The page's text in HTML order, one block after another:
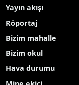
Yayın akışı
Röportaj
Bizim mahalle
Bizim okul
Hava durumu